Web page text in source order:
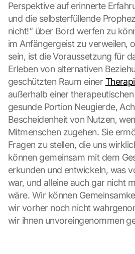
Perspektive auf erinnerte
und die selbsterfüllende
nicht!“ über Bord werfen zu
im Anfängergeist zu verweilen,
sein, ist die Voraussetzung für
Erleben von alternativen
geschützten Raum einer
außerhalb einer
gesunde Portion Neugierde,
Bescheidenheit von Nutzen,
Mitmenschen zugehen. Sie
Fragen zu stellen, die uns
können gemeinsam mit dem
erkunden und entwickeln, was
war, und alleine auch gar nicht
wäre. Wir können
wir vorher noch nicht
wir ihnen unvoreingenommen